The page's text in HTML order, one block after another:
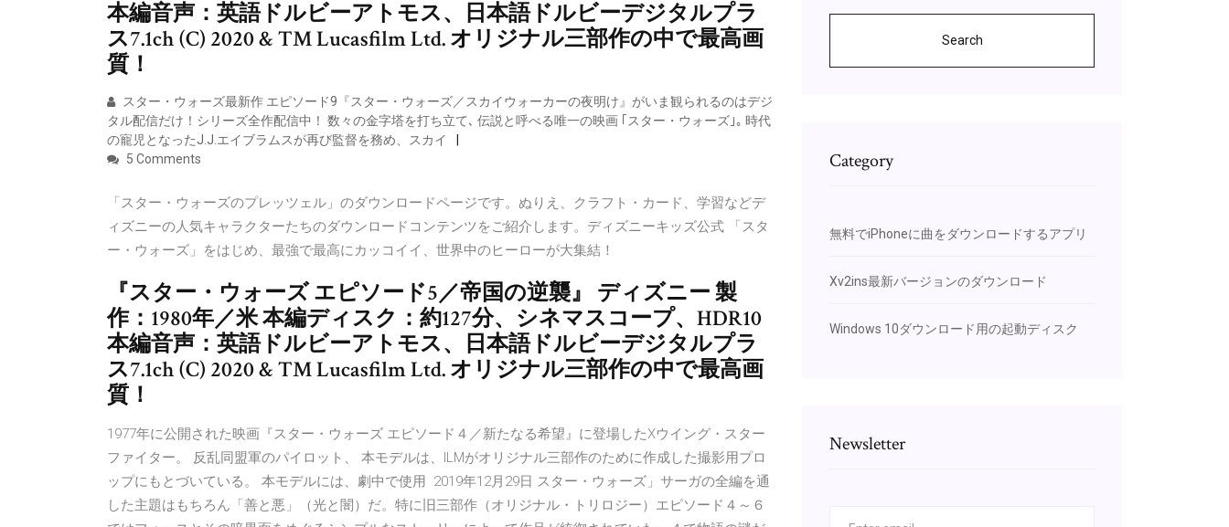
本編音声：英語ドルビーアトモス、日本語ドルビーデジタルプラ
ス7.1ch (C) 2020 & TM Lucasfilm Ltd. オリジナル三部作の中で最高画
質！
スター・ウォーズ最新作 エピソード9『スター・ウォーズ／スカイウォーカーの夜明け』がいま観られるのはデジ
タル配信だけ！シリーズ全作配信中！ 数々の金字塔を打ち立て､ 伝説と呼べる唯一の映画 ｢スター・ウォーズ｣｡ 時代
の寵児となったJ.J.エイブラムスが再び監督を務め、スカイ
5 Comments
「スター・ウォーズのプレッツェル」のダウンロードページです。ぬりえ、クラフト・カード、学習などデ
ィズニーの人気キャラクターたちのダウンロードコンテンツをご紹介します。ディズニーキッズ公式 「スタ
ー・ウォーズ」をはじめ、最強で最高にカッコイイ、世界中のヒーローが大集結！
『スター・ウォーズ エピソード5／帝国の逆襲』 ディズニー 製
作：1980年／米 本編ディスク：約127分、シネマスコープ、HDR10
本編音声：英語ドルビーアトモス、日本語ドルビーデジタルプラ
ス7.1ch (C) 2020 & TM Lucasfilm Ltd. オリジナル三部作の中で最高画
質！
1977年に公開された映画『スター・ウォーズ エピソード４／新たなる希望』に登場したXウイング・スター
ファイター。 反乱同盟軍のパイロット、 本モデルは、ILMがオリジナル三部作のために作成した撮影用プロ
ップにもとづいている。 本モデルには、劇中で使用 2019年12月29日 スター・ウォーズ」サーガの全編を通
した主題はもちろん「善と悪」（光と闇）だ。特に旧三部作（オリジナル・トリロジー）エピソード４～６
Search
Category
無料でiPhoneに曲をダウンロードするアプリ
Xv2ins最新バージョンのダウンロード
Windows 10ダウンロード用の起動ディスク
Newsletter